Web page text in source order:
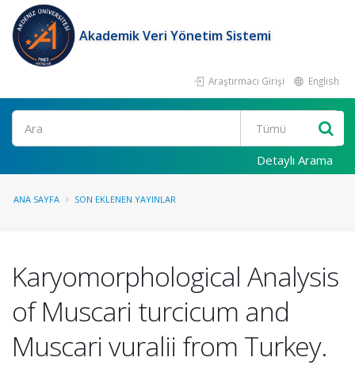
Akademik Veri Yönetim Sistemi
Araştırmacı Girişi English
Ara
Detaylı Arama
ANA SAYFA SON EKLENEN YAYINLAR
Karyomorphological Analysis
of Muscari turcicum and
Muscari vuralii from Turkey.